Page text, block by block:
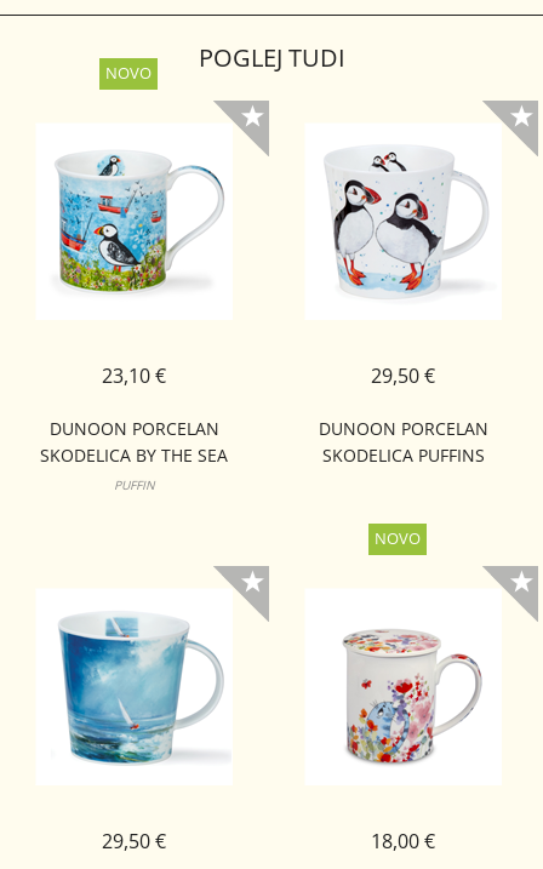
POGLEJ TUDI
DUNOON PORCELAN
SKODELICA BY THE SEA
BUTE
PUFFIN
23,10 €
DUNOON PORCELAN
SKODELICA PUFFINS
29,50 €
29,50 € 18,00 €